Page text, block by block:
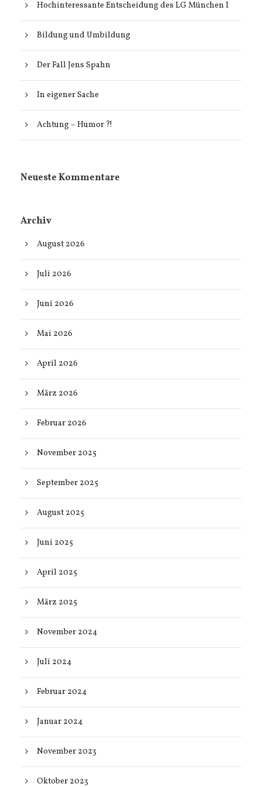
Hochinteressante Entscheidung des LG München I
Bildung und Umbildung
Der Fall Jens Spahn
In eigener Sache
Achtung – Humor ?!
Neueste Kommentare
Archiv
August 2026
Juli 2026
Juni 2026
Mai 2026
April 2026
März 2026
Februar 2026
November 2025
September 2025
August 2025
Juni 2025
April 2025
März 2025
November 2024
Juli 2024
Februar 2024
Januar 2024
November 2023
Oktober 2023